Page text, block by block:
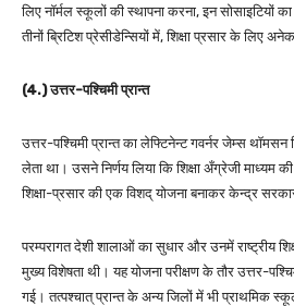
लिए नॉर्मल स्कूलों की स्थापना करना, इन सोसाइटियों
तीनों ब्रिटिश प्रेसीडेन्सियों में, शिक्षा प्रसार के लिए
(4.) उत्तर-पश्चिमी प्रान्त
उत्तर-पश्चिमी प्रान्त का लेफ्टिनेन्ट गवर्नर जेम्स थॉमसन
लेता था। उसने निर्णय लिया कि शिक्षा अँग्रेजी माध्यम
शिक्षा-प्रसार की एक विशद् योजना बनाकर केन्द्र
परम्परागत देशी शालाओं का सुधार और उनमें राष्ट्रीय
मुख्य विशेषता थी। यह योजना परीक्षण के तौर उत्तर-
गई। तत्पश्चात् प्रान्त के अन्य जिलों में भी प्राथमिक